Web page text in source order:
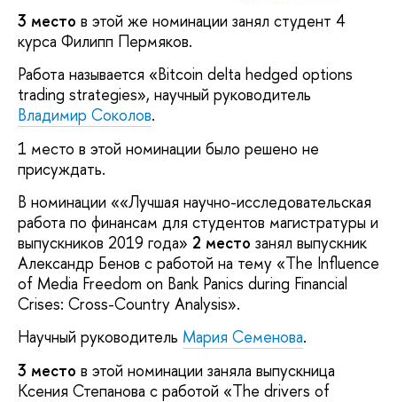
3 место в этой же номинации занял студент 4
курса Филипп Пермяков.
Работа называется «Bitcoin delta hedged options
trading strategies», научный руководитель
Владимир Соколов.
1 место в этой номинации было решено не
присуждать.
В номинации ««Лучшая научно-исследовательская
работа по финансам для студентов магистратуры и
выпускников 2019 года» 2 место занял выпускник
Александр Бенов с работой на тему «The Influence
of Media Freedom on Bank Panics during Financial
Crises: Cross-Country Analysis».
Научный руководитель Мария Семенова.
3 место в этой номинации заняла выпускница
Ксения Степанова с работой «The drivers of